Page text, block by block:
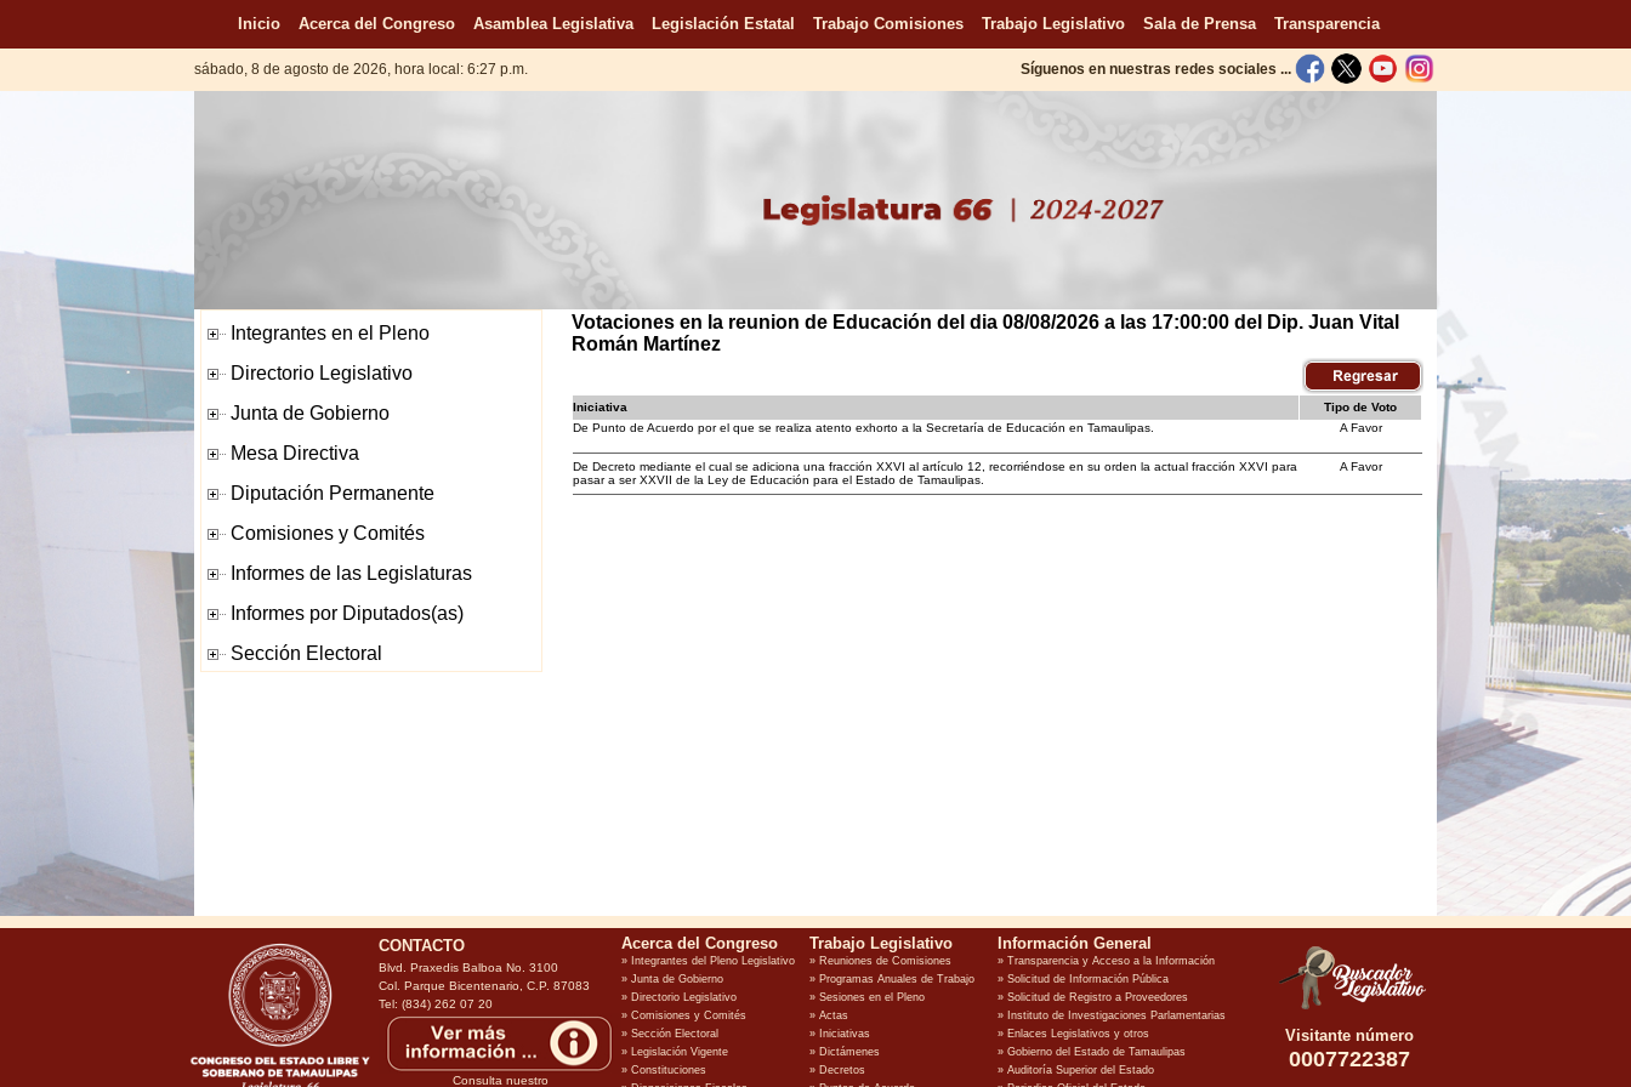
Inicio Acerca del Congreso Asamblea Legislativa Legislación Estatal Trabajo Comisiones Trabajo Legislativo Sala de Prensa Transparencia
sábado, 8 de agosto de 2026, hora local: 6:27 p.m. Síguenos en nuestras redes sociales ...
Votaciones en la reunion de Educación del dia 08/08/2026 a las 17:00:00 del Dip. Juan Vital
Román Martínez
Iniciativa
Tipo de Voto
De Punto de Acuerdo por el que se realiza atento exhorto a la Secretaría de Educación en Tamaulipas.
A Favor
De Decreto mediante el cual se adiciona una fracción XXVI al artículo 12, recorriéndose en su orden la actual fracción XXVI para
pasar a ser XXVII de la Ley de Educación para el Estado de Tamaulipas.
A Favor
CONTACTO
Blvd. Praxedis Balboa No. 3100
Col. Parque Bicentenario, C.P. 87083
Tel: (834) 262 07 20
Consulta nuestro